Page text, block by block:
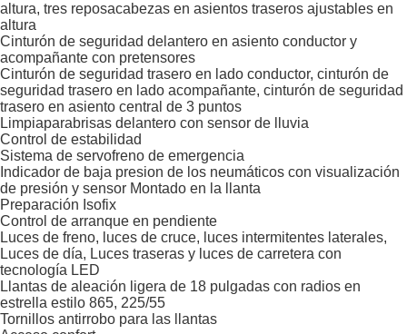
altura, tres reposacabezas en asientos traseros ajustables en
altura
Cinturón de seguridad delantero en asiento conductor y
acompañante con pretensores
Cinturón de seguridad trasero en lado conductor, cinturón de
seguridad trasero en lado acompañante, cinturón de seguridad
trasero en asiento central de 3 puntos
Limpiaparabrisas delantero con sensor de lluvia
Control de estabilidad
Sistema de servofreno de emergencia
Indicador de baja presion de los neumáticos con visualización
de presión y sensor Montado en la llanta
Preparación Isofix
Control de arranque en pendiente
Luces de freno, luces de cruce, luces intermitentes laterales,
Luces de día, Luces traseras y luces de carretera con
tecnología LED
Llantas de aleación ligera de 18 pulgadas con radios en
estrella estilo 865, 225/55
Tornillos antirrobo para las llantas